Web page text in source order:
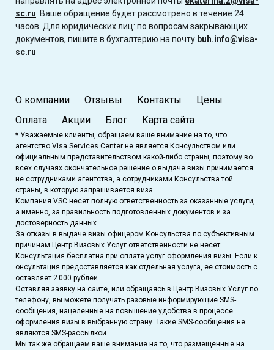
sc.ru . Ваше обращение будет рассмотрено в течение 24
часов. Для юридических лиц: по вопросам закрывающих
документов, пишите в бухгалтерию на почту buh.info@visa-
sc.ru
О компании Отзывы Контакты
Цены
Оплата
Акции Блог Карта сайта
* Уважаемые клиенты, обращаем ваше внимание на то, что
агентство Visa Services Center не является Консульством или
официальным представительством какой-либо страны, поэтому во
всех случаях окончательное решение о выдаче визы принимается
не сотрудниками агентства, а сотрудниками Консульства той
страны, в которую запрашивается виза.
Компания VSC несет полную ответственность за оказанные услуги,
а именно, за правильность подготовленных документов и за
достоверность данных.
За отказы в выдаче визы офицером Консульства по субъективным
причинам Центр Визовых Услуг ответственности не несет.
Консультация бесплатна при оплате услуг оформления визы. Если к
онсультация предоставляется как отдельная услуга, её стоимость с
оставляет 2 000 рублей.
Оставляя заявку на сайте, или обращаясь в Центр Визовых Услуг по
телефону, вы можете получать разовые информирующие SMS-
сообщения, нацеленные на повышение удобства в процессе
оформления визы в выбранную страну. Такие SMS-сообщения не
являются SMS-рассылкой.
Мы так же обращаем ваше внимание на то, что размещенные на